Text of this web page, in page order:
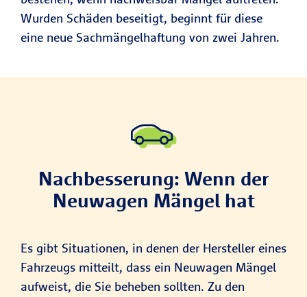
Wurden Schäden beseitigt, beginnt für diese
eine neue Sachmängelhaftung von zwei Jahren.
Nachbesserung: Wenn der
Neuwagen Mängel hat
Es gibt Situationen, in denen der Hersteller eines
Fahrzeugs mitteilt, dass ein Neuwagen Mängel
aufweist, die Sie beheben sollten. Zu den